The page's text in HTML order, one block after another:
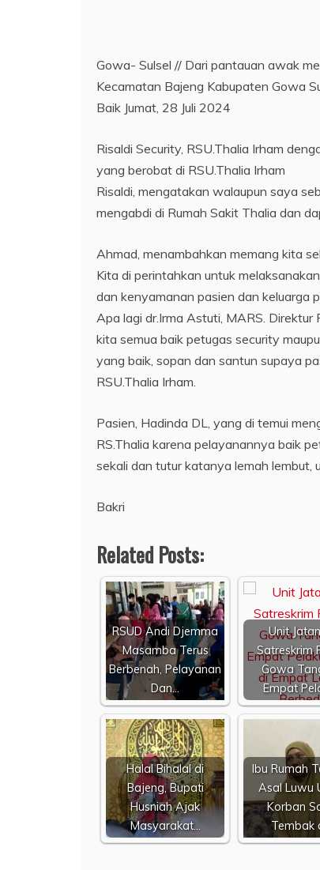
Gowa- Sulsel // Dari pantauan awak
Kecamatan Bajeng Kabupaten Gowa
Baik Jumat, 28 Juli 2024
Risaldi Security, RSU.Thalia Irham
yang berobat di RSU.Thalia Irham
Risaldi, mengatakan walaupun saya
mengabdi di Rumah Sakit Thalia dan
Ahmad, menambahkan memang kita
Kita di perintahkan untuk
dan kenyamanan pasien dan keluarga
Apa lagi dr.Irma Astuti, MARS. Direktur
kita semua baik petugas security
yang baik, sopan dan santun supaya
RSU.Thalia Irham.
Pasien, Hadinda DL, yang di temui
RS.Thalia karena pelayanannya baik
sekali dan tutur katanya lemah lembut,
Bakri
Related Posts:
RSUD Andi Djemma
Masamba Terus
Berbenah, Pelayanan
Dan…
Unit
Satreskrim
Gowa
Empat
Halal Bihalal di
Bajeng, Bupati
Husniah Ajak
Masyarakat…
Ibu Rumah
Asal Luwu
Korban
Tembak